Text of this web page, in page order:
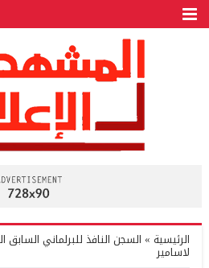
الرئيسية » السجن النافذ للبرلماني
لاسامير